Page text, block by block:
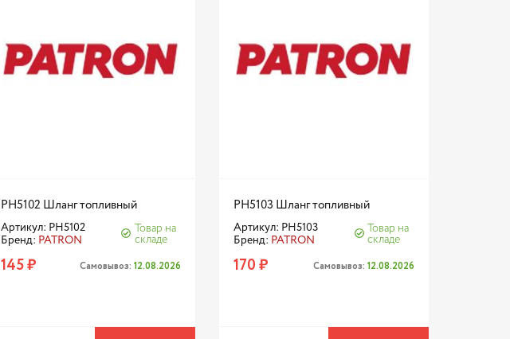
PH5102 Шланг топливный
Артикул: PH5102
Бренд: PATRON
Товар на
складе
145 ₽ Самовывоз:12.08.2026
PH5103 Шланг топливный
Артикул: PH5103
Бренд: PATRON
Товар на
складе
170 ₽ Самовывоз: 12.08.2026